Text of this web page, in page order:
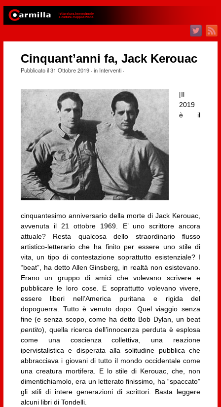
Cinquant’anni fa, Jack Kerouac
Pubblicato il31 Ottobre 2019· in Interventi·
[Il
2019
è il
cinquantesimo anniversario della morte di Jack Kerouac,
avvenuta il 21 ottobre 1969. E’ uno scrittore ancora
attuale? Resta qualcosa dello straordinario flusso
artistico-letterario che ha finito per essere uno stile di
vita, un tipo di contestazione soprattutto esistenziale? I
“beat”, ha detto Allen Ginsberg, in realtà non esistevano.
Erano un gruppo di amici che volevano scrivere e
pubblicare le loro cose. E soprattutto volevano vivere,
essere liberi nell’America puritana e rigida del
dopoguerra. Tutto è venuto dopo. Quel viaggio senza
fine (e senza scopo, come ha detto Bob Dylan, un beat
pentito), quella ricerca dell’innocenza perduta è esplosa
come una coscienza collettiva, una reazione
ipervistalistica e disperata alla solitudine pubblica che
abbracciava i giovani di tutto il mondo occidentale come
una creatura mortifera. E lo stile di Kerouac, che, non
dimentichiamolo, era un letterato finissimo, ha “spaccato”
gli stili di intere generazioni di scrittori. Basta leggere
alcuni libri di Tondelli.